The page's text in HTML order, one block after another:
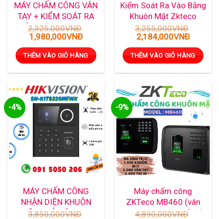
MÁY CHẤM CÔNG VÂN
TAY + KIỂM SOÁT RA
VÀO HIKVISION DS-
K1T804AMF
2,325,000VNĐ
Giá
là:
2,325,000VNĐ.
1,980,000VNĐGiá
tại
là:
THÊM VÀO GIỎ HÀNG
Kiểm Soát Ra Vào Bằng
Khuôn Mặt Zkteco
SenseFace 2A ( Vân
Tay, Thẻ Từ )
3,255,000VNĐ
Giá
là:
3,255,000VNĐ.
2,184,000VNĐGiá
tại
là:
THÊM VÀO GIỎ HÀNG
-4%
MÁY CHẤM CÔNG
NHẬN DIỆN KHUÔN
MẶT, THẺ, VÂN TAY
3,850,000VNĐ
-9%
Máy chấm công
ZKTeco MB460 (vân
tay, khuôn mặt, thẻ từ)
4,890,000VNĐ